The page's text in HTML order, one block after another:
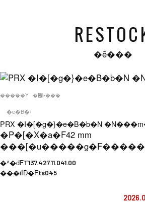
�ē���
�����Y �݌ɂ���
�e�B�\
PRX �I�[�g�}�e�B�b�N
�P�[�X�a�F42 mm
���[�u�����g�F
�^�ԁFT137.427.11.041.00
���iID�Fts045